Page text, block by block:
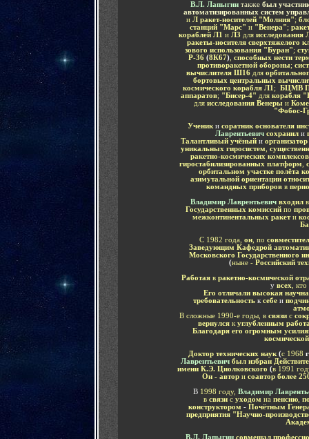
В.Л. Лапыгин также был
автоматизированных систем
и Л ракет-носителей "Молния";
станций "Марс" и "Венера";
кораблей Л1 иЛ3 для исследования
ракеты-носителя сверхтяжелого
зового использования "Буран";
Р-36 (8К67) способных нести
противоракетной обороны;
вычислителя Ш16для
бортовых центральных
космического корабля Л1 ; БЦМВ
аппаратов; "Бисер-4" длякорабля
для исследования Венерыи
"Фобос-
Ученик и соратник основателя
Лаврентьевич сохранили
Талантливый учёный и
уникальных гиросистем
ракетно-космических комплексов
гиростабилизированных платформ
орбитальном участке полёта
азимутальной ориентации
командных приборов в
Владимир Лаврентьевич входил
Государственных комиссий по
межконтинентальных ракети
С 1982 года,
он, по
Заведующим Кафедрой автомати
Московского Государственного
(ныне - Российский
Работая в ракетно-космической
у всех , кто
Его отличали высокая
требовательность к себе и
В сложные 1990-е годы, в связи с
вернулся к углубленным
Благодаря его огромным
Доктор технических наук (с 1968
Лаврентьевич был избран
имени К.Э. Циолковского (в 1991
Он - автор и соавтор более
В1998 году, Владимир
в связи суходом на пенсию,
конструктором - Почётным
предприятия "Научно-
В.Л. Лапыгин совмещал